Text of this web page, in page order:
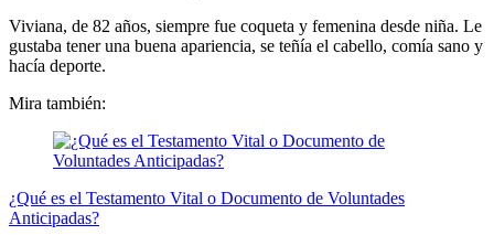
Viviana, de 82 años, siempre fue coqueta y femenina desde niña. Le
gustaba tener una buena apariencia, se teñía el cabello, comía sano y
hacía deporte.
Mira también:
¿Qué es el Testamento Vital o Documento de Voluntades
Anticipadas?